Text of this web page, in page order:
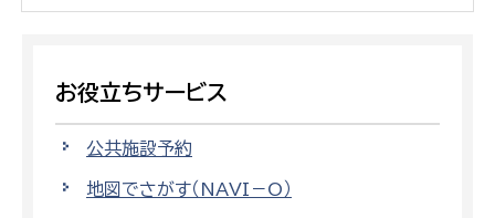
お役立ちサービス
公共施設予約
地図でさがす（NAVI－O）